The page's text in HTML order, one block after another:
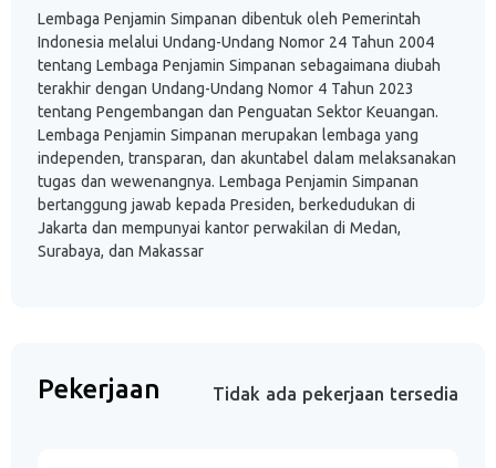
Lembaga Penjamin Simpanan dibentuk oleh Pemerintah
Indonesia melalui Undang-Undang Nomor 24 Tahun 2004
tentang Lembaga Penjamin Simpanan sebagaimana diubah
terakhir dengan Undang-Undang Nomor 4 Tahun 2023
tentang Pengembangan dan Penguatan Sektor Keuangan.
Lembaga Penjamin Simpanan merupakan lembaga yang
independen, transparan, dan akuntabel dalam melaksanakan
tugas dan wewenangnya. Lembaga Penjamin Simpanan
bertanggung jawab kepada Presiden, berkedudukan di
Jakarta dan mempunyai kantor perwakilan di Medan,
Surabaya, dan Makassar
Pekerjaan Tidak ada pekerjaan tersedia